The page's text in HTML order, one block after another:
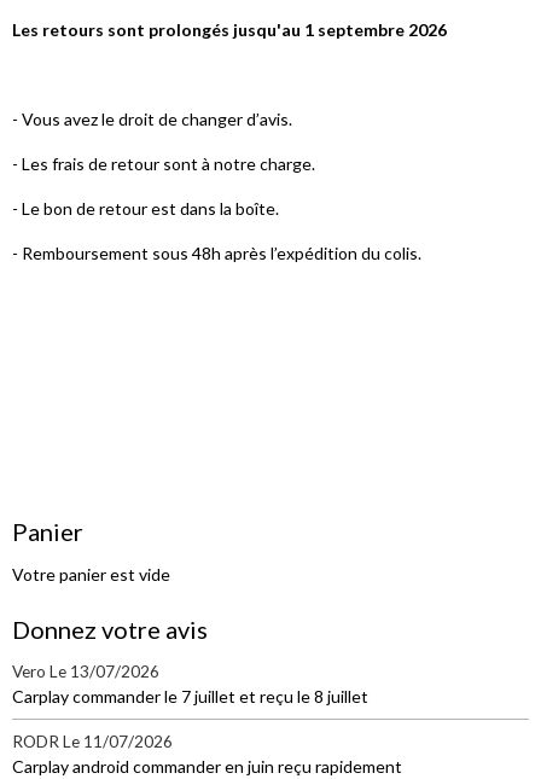
Les retours sont prolongés jusqu'au 1 septembre 2026
- Vous avez le droit de changer d’avis.
- Les frais de retour sont à notre charge.
- Le bon de retour est dans la boîte.
- Remboursement sous 48h après l’expédition du colis.
Panier
Votre panier est vide
Donnez votre avis
Vero Le 13/07/2026
Carplay commander le 7 juillet et reçu le 8 juillet
RODRLe 11/07/2026
Carplay android commander en juin reçu rapidement